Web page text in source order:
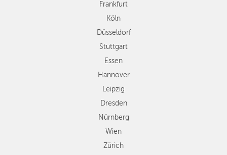
Dresden
Nürnberg
Wien
Zürich
Andere
Regionen
Frankfurt
Köln
Düsseldorf
Stuttgart
Essen
Hannover
Leipzig
Dresden
Nürnberg
Wien
Zürich